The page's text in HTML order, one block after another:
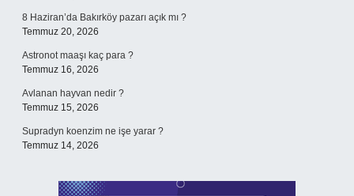
8 Haziran’da Bakırköy pazarı açık mı ?
Temmuz 20, 2026
Astronot maaşı kaç para ?
Temmuz 16, 2026
Avlanan hayvan nedir ?
Temmuz 15, 2026
Supradyn koenzim ne işe yarar ?
Temmuz 14, 2026